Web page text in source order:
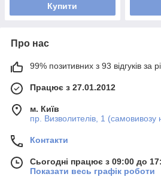
Купити
Про нас
99% позитивних з 93 відгуків за
Працює з 27.01.2012
м. Київ
пр. Визволителів, 1 (самовивозу
Контакти
Сьогодні працює з 09:00 до
Показати весь графік роботи